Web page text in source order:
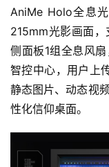
AniMe Holo全息
215mm光影画面，
侧面板1组全息风
智控中心，用户上
静态图片、动态视
性化信仰桌面。